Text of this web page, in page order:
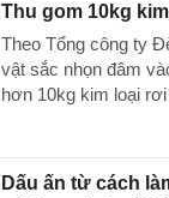
Thu gom 10kg
Theo Tổng công ty
vật sắc nhọn đâm
hơn 10kg kim loại
Dấu ấn từ cách